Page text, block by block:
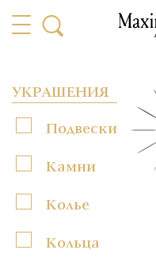
УКРАШЕНИЯ
Подвески
Камни
Колье
Кольца